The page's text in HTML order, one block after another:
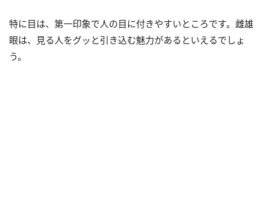
特に目は、第一印象で人の目に付きやすいところです。雌雄
眼は、見る人をグッと引き込む魅力があるといえるでしょ
う。